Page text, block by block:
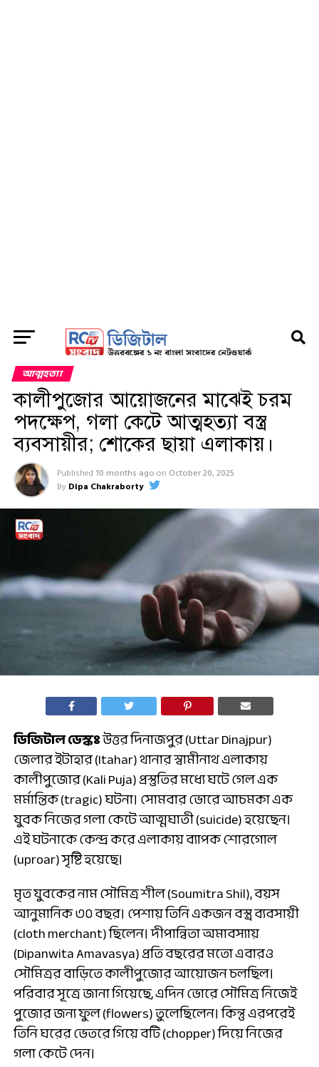
আত্মহত্যা
কালীপুজোর আয়োজনের মাঝেই চরম
পদক্ষেপ, গলা কেটে আত্মহত্যা বস্ত্র
ব্যবসায়ীর; শোকের ছায়া এলাকায়।
Published 10 months ago on October 20, 2025
By Dipa Chakraborty
ডিজিটাল ডেস্কঃউত্তর দিনাজপুর (Uttar Dinajpur)
জেলার ইটাহার (Itahar) থানার স্বামীনাথ এলাকায়
কালীপুজোর (Kali Puja) প্রস্তুতির মধ্যে ঘটে গেল এক
মর্মান্তিক (tragic) ঘটনা। সোমবার ভোরে আচমকা এক
যুবক নিজের গলা কেটে আত্মঘাতী (suicide) হয়েছেন।
এই ঘটনাকে কেন্দ্র করে এলাকায় ব্যাপক শোরগোল
(uproar) সৃষ্টি হয়েছে।
মৃত যুবকের নাম সৌমিত্র শীল (Soumitra Shil), বয়স
আনুমানিক ৩০ বছর। পেশায় তিনি একজন বস্ত্র ব্যবসায়ী
(cloth merchant) ছিলেন। দীপান্বিতা অমাবস্যায়
(Dipanwita Amavasya) প্রতি বছরের মতো এবারও
সৌমিত্রর বাড়িতে কালীপুজোর আয়োজন চলছিল।
পরিবার সূত্রে জানা গিয়েছে, এদিন ভোরে সৌমিত্র নিজেই
পুজোর জন্য ফুল (flowers) তুলেছিলেন। কিন্তু এরপরেই
তিনি ঘরের ভেতরে গিয়ে বটি (chopper) দিয়ে নিজের
গলা কেটে দেন।